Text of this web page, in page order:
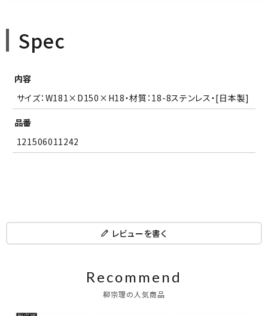
Spec
内容
サイズ：W181×D150×H18・材質：18-8ステンレス・[日本製]
品番
121506011242
レビューを書く
Recommend
柳宗理の人気商品